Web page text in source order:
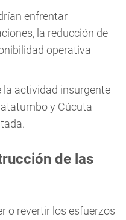
enfrentar
la reducción de
operativa
la actividad insurgente
y Cúcuta
de las
o revertir los esfuerzos